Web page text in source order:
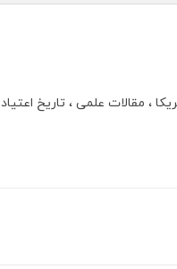
مقالات علمی تاریخ اعتیاد